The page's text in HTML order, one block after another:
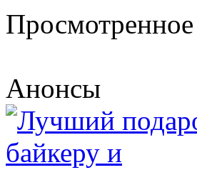
Просмотренное
Анонсы